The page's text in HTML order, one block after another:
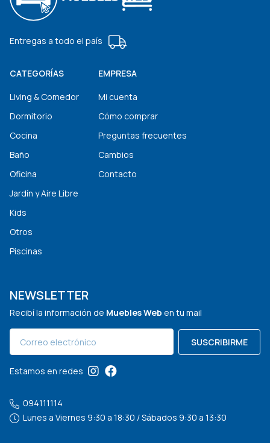
Entregas a todo el país
CATEGORÍAS
Living & Comedor
Dormitorio
Cocina
Baño
Oficina
Jardín y Aire Libre
Kids
Otros
Piscinas
EMPRESA
Mi cuenta
Cómo comprar
Preguntas frecuentes
Cambios
Contacto
NEWSLETTER
Recibí la información de Muebles Web en tu mail
SUSCRIBIRME
Estamos en redes
094111114
Lunes a Viernes 9:30 a 18:30 / Sábados 9:30 a 13:30